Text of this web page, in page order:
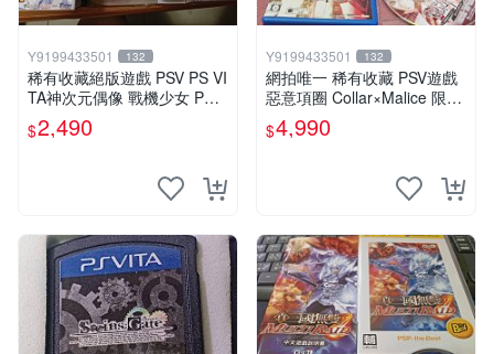
Y9199433501 132
稀有收藏絕版遊戲 PSV PS VI
TA神次元偶像 戰機少女 PP
限定版 日版周邊
$2,490
Y9199433501 132
網拍唯一 稀有收藏 PSV遊戲
惡意項圈 Collar×Malice 限定
版 日版
$4,990